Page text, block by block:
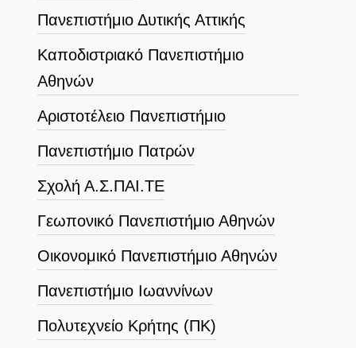
Πανεπιστήμιο Δυτικής Αττικής
Καποδιστριακό Πανεπιστήμιο
Αθηνών
Αριστοτέλειο Πανεπιστήμιο
Πανεπιστήμιο Πατρών
Σχολή Α.Σ.ΠΑΙ.ΤΕ
Γεωπονικό Πανεπιστήμιο Αθηνών
Οικονομικό Πανεπιστήμιο Αθηνών
Πανεπιστήμιο Ιωαννίνων
Πολυτεχνείο Κρήτης (ΠΚ)